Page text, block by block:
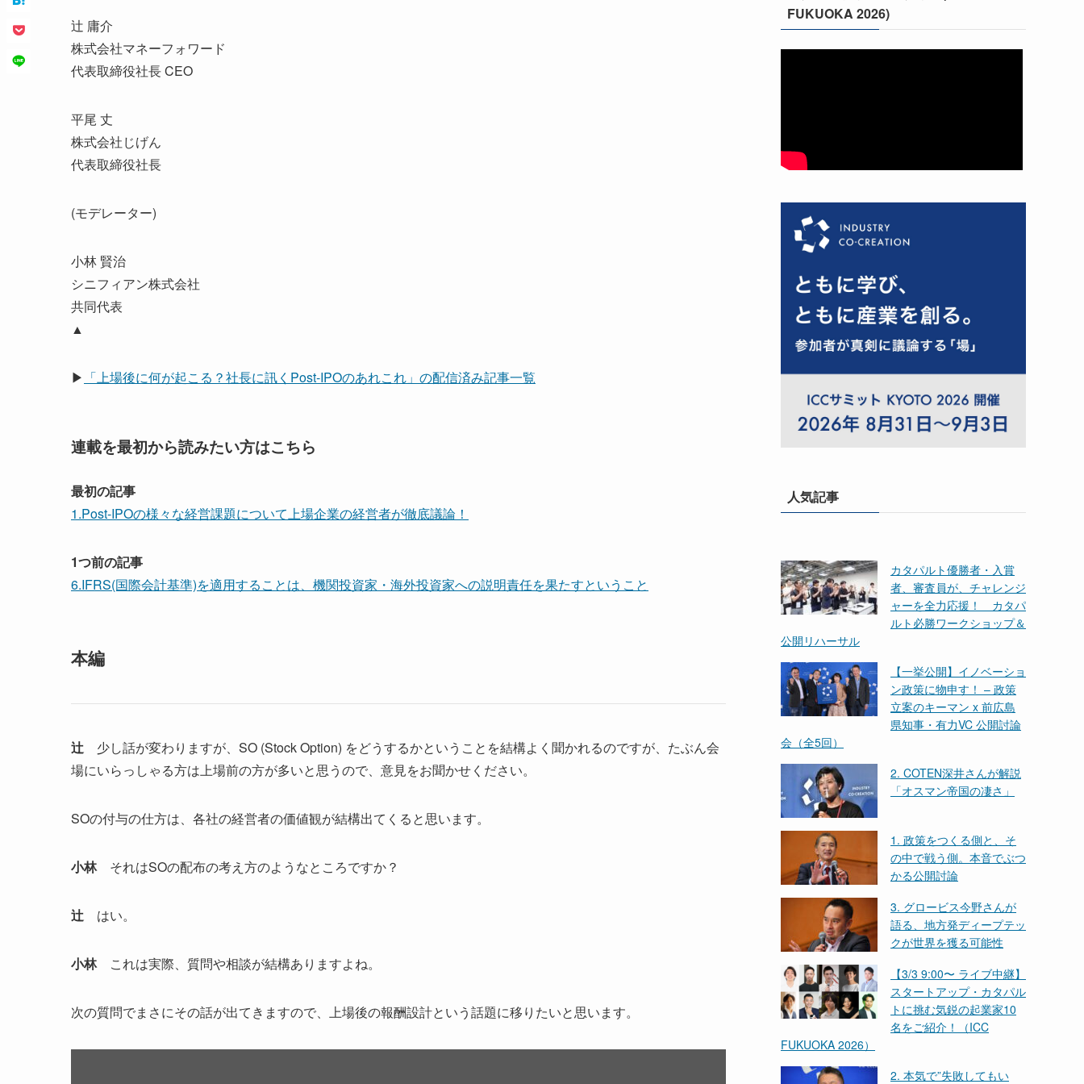
辻 庸介
株式会社マネーフォワード
代表取締役社長 CEO
平尾 丈
株式会社じげん
代表取締役社長
(モデレーター)
小林 賢治
シニフィアン株式会社
共同代表
▲
▶ 「上場後に何が起こる？社長に訊くPost-IPOのあれこれ」の配信済み記事一覧
連載を最初から読みたい方はこちら
最初の記事
1.Post-IPOの様々な経営課題について上場企業の経営者が徹底議論！
1つ前の記事
6.IFRS(国際会計基準)を適用することは、機関投資家・海外投資家への説明責任を果たすということ
本編
辻 少し話が変わりますが、SO (Stock Option) をどうするかということを結構よく聞かれるのですが、たぶん会
場にいらっしゃる方は上場前の方が多いと思うので、意見をお聞かせください。
SOの付与の仕方は、各社の経営者の価値観が結構出てくると思います。
小林それはSOの配布の考え方のようなところですか？
辻 はい。
小林これは実際、質問や相談が結構ありますよね。
次の質問でまさにその話が出てきますので、上場後の報酬設計という話題に移りたいと思います。
FUKUOKA 2026)
人気記事
カタパルト優勝者・入賞
者、審査員が、チャレンジ
ャーを全力応援！ カタパ
ルト必勝ワークショップ＆
公開リハーサル
【一挙公開】イノベーショ
ン政策に物申す！ – 政策
立案のキーマン x 前広島
県知事・有力VC 公開討論
会（全5回）
2. COTEN深井さんが解説
「オスマン帝国の凄さ」
1. 政策をつくる側と、そ
の中で戦う側。本音でぶつ
かる公開討論
3. グロービス今野さんが
語る、地方発ディープテッ
クが世界を獲る可能性
【3/3 9:00〜 ライブ中継】
スタートアップ・カタパル
トに挑む気鋭の起業家10
名をご紹介！（ICC
FUKUOKA 2026）
2. 本気で”失敗してもい